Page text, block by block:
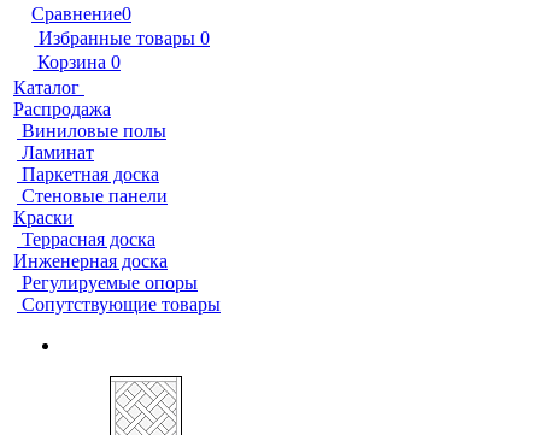
Сравнение0
Избранные товары 0
Корзина 0
Каталог
Распродажа
Виниловые полы
Ламинат
Паркетная доска
Стеновые панели
Краски
Террасная доска
Инженерная доска
Регулируемые опоры
Сопутствующие товары